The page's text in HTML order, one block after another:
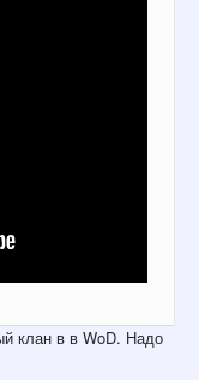
клан в в WoD. Надо